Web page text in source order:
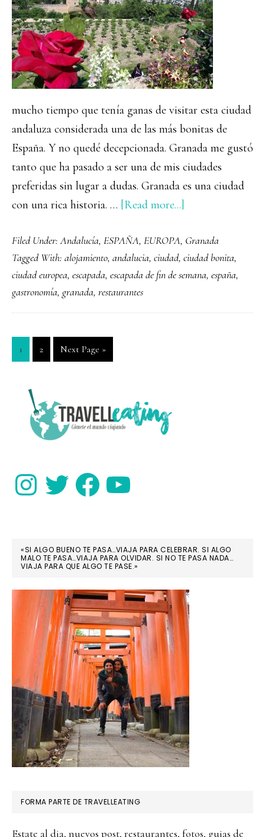
mucho tiempo que tenía ganas de visitar esta ciudad
andaluza considerada una de las más bonitas de
España. Y no quedé decepcionada. Granada me gustó
tanto que ha pasado a ser una de mis ciudades
preferidas sin lugar a dudas. Granada es una ciudad
con una rica historia. … [Read more...]
ver
y
hacer
Granada:
Filed Under:Andalucía, ESPAÑA, EUROPA, Granada
Tagged With: alojamiento, andalucia, ciudad, ciudad bonita,
ciudad europea, escapada, escapada de fin de semana, españa,
gastronomía, granada, restaurantes
Go
to
1
Go
to
2
Go
to
Next Page »
PRIMARY
SIDEBAR
InstagramTwitter FacebookYouTube
«SI ALGO BUENO TE PASA…VIAJA PARA CELEBRAR. SI ALGO
MALO TE PASA…VIAJA PARA OLVIDAR. SI NO TE PASA NADA…
VIAJA PARA QUE ALGO TE PASE.»
FORMA PARTE DE TRAVELLEATING
Estate al dia, nuevos post, restaurantes, fotos, guias de